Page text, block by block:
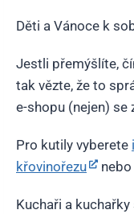
Děti a Vánoce k
Jestli přemýšlíte,
tak vězte, že to
e-shopu (nejen) se
Pro kutily vyberete
křovinořezu
nebo
Kuchaři a